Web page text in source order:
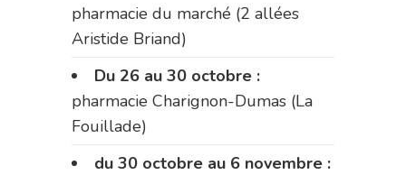
pharmacie du marché (2 allées
Aristide Briand)
Du 26 au 30 octobre :
pharmacie Charignon-Dumas (La
Fouillade)
du 30 octobre au 6 novembre :